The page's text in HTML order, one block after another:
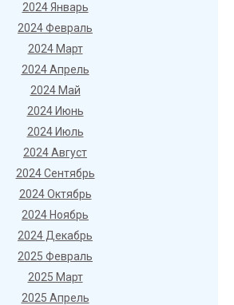
2024 Январь
2024 Февраль
2024 Март
2024 Апрель
2024 Май
2024 Июнь
2024 Июль
2024 Август
2024 Сентябрь
2024 Октябрь
2024 Ноябрь
2024 Декабрь
2025 Февраль
2025 Март
2025 Апрель